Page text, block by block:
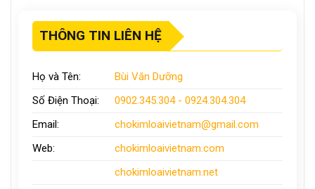
THÔNG TIN LIÊN HỆ
Họ và Tên:
Bùi Văn Dưỡng
Số Điện Thoại:
0902.345.304 - 0924.304.304
Email:
chokimloaivietnam@gmail.com
Web:
chokimloaivietnam.com
chokimloaivietnam.net